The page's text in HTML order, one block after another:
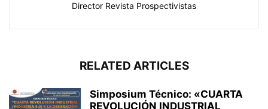
Director Revista Prospectivistas
RELATED ARTICLES
Simposium Técnico: «CUARTA
REVOLUCIÓN INDUSTRIAL